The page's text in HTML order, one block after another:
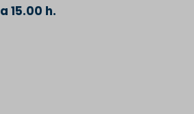
a 15.00 h.